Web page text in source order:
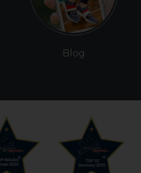
Blog